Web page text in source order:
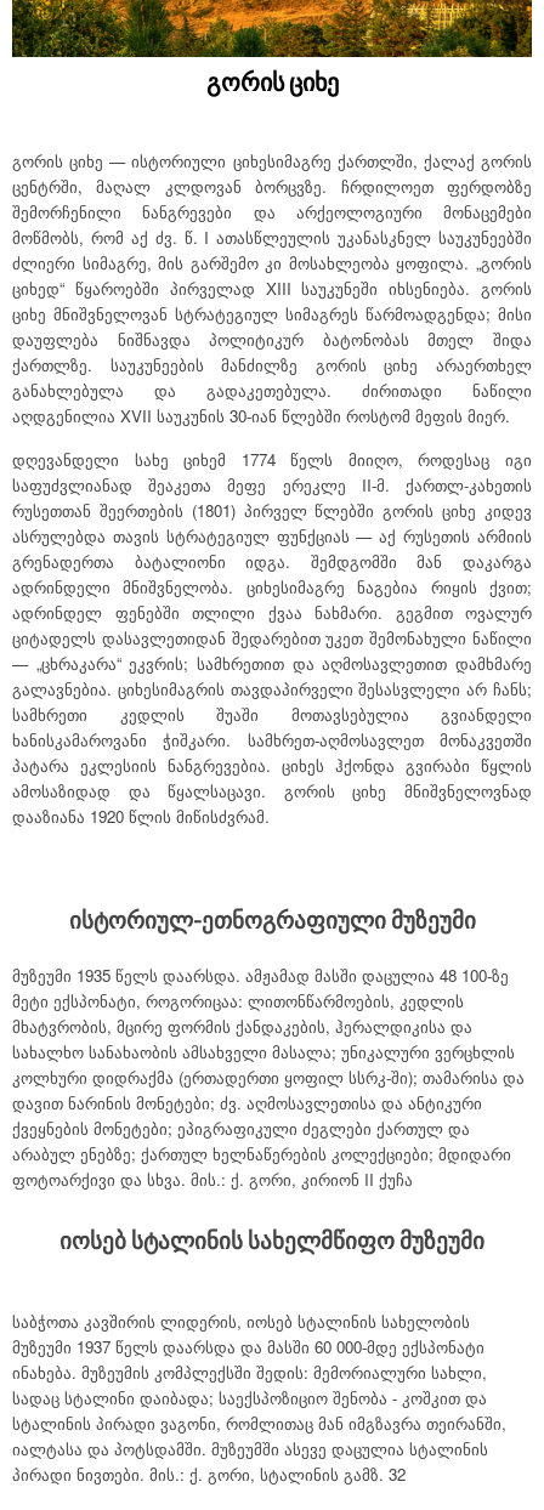
გორის ციხე
გორის ციხე — ისტორიული ციხესიმაგრე ქართლში, ქალაქ გორის
ცენტრში, მაღალ კლდოვან ბორცვზე. ჩრდილოეთ ფერდობზე
შემორჩენილი ნანგრევები და არქეოლოგიური მონაცემები
მოწმობს, რომ აქ ძვ. წ. I ათასწლეულის უკანასკნელ საუკუნეებში
ძლიერი სიმაგრე, მის გარშემო კი მოსახლეობა ყოფილა. „გორის
ციხედ“ წყაროებში პირველად XIII საუკუნეში იხსენიება. გორის
ციხე მნიშვნელოვან სტრატეგიულ სიმაგრეს წარმოადგენდა; მისი
დაუფლება ნიშნავდა პოლიტიკურ ბატონობას მთელ შიდა
ქართლზე. საუკუნეების მანძილზე გორის ციხე არაერთხელ
განახლებულა და გადაკეთებულა. ძირითადი ნაწილი
აღდგენილია XVII საუკუნის 30-იან წლებში როსტომ მეფის მიერ.
დღევანდელი სახე ციხემ 1774 წელს მიიღო, როდესაც იგი
საფუძვლიანად შეაკეთა მეფე ერეკლე II-მ. ქართლ-კახეთის
რუსეთთან შეერთების (1801) პირველ წლებში გორის ციხე კიდევ
ასრულებდა თავის სტრატეგიულ ფუნქციას — აქ რუსეთის არმიის
გრენადერთა ბატალიონი იდგა. შემდგომში მან დაკარგა
ადრინდელი მნიშვნელობა. ციხესიმაგრე ნაგებია რიყის ქვით;
ადრინდელ ფენებში თლილი ქვაა ნახმარი. გეგმით ოვალურ
ციტადელს დასავლეთიდან შედარებით უკეთ შემონახული ნაწილი
— „ცხრაკარა“ ეკვრის; სამხრეთით და აღმოსავლეთით დამხმარე
გალავნებია. ციხესიმაგრის თავდაპირველი შესასვლელი არ ჩანს;
სამხრეთი კედლის შუაში მოთავსებულია გვიანდელი
ხანისკამაროვანი ჭიშკარი. სამხრეთ-აღმოსავლეთ მონაკვეთში
პატარა ეკლესიის ნანგრევებია. ციხეს ჰქონდა გვირაბი წყლის
ამოსაზიდად და წყალსაცავი. გორის ციხე მნიშვნელოვნად
დააზიანა 1920 წლის მიწისძვრამ.
ისტორიულ-ეთნოგრაფიული მუზეუმი
მუზეუმი 1935 წელს დაარსდა. ამჟამად მასში დაცულია 48 100-ზე
მეტი ექსპონატი, როგორიცაა: ლითონწარმოების, კედლის
მხატვრობის, მცირე ფორმის ქანდაკების, ჰერალდიკისა და
სახალხო სანახაობის ამსახველი მასალა; უნიკალური ვერცხლის
კოლხური დიდრაქმა (ერთადერთი ყოფილ სსრკ-ში); თამარისა და
დავით ნარინის მონეტები; ძვ. აღმოსავლეთისა და ანტიკური
ქვეყნების მონეტები; ეპიგრაფიკული ძეგლები ქართულ და
არაბულ ენებზე; ქართულ ხელნაწერების კოლექციები; მდიდარი
ფოტოარქივი და სხვა. მის.: ქ. გორი, კირიონ II ქუჩა
იოსებ სტალინის სახელმწიფო მუზეუმი
საბჭოთა კავშირის ლიდერის, იოსებ სტალინის სახელობის
მუზეუმი 1937 წელს დაარსდა და მასში 60 000-მდე ექსპონატი
ინახება. მუზეუმის კომპლექსში შედის: მემორიალური სახლი,
სადაც სტალინი დაიბადა; საექსპოზიციო შენობა - კოშკით და
სტალინის პირადი ვაგონი, რომლითაც მან იმგზავრა თეირანში,
იალტასა და პოტსდამში. მუზეუმში ასევე დაცულია სტალინის
პირადი ნივთები. მის.: ქ. გორი, სტალინის გამზ. 32
საკრებულოს აპარატი
გენდერული საბჭო
2021 - 2025 წლის საკრებულოს წევრები
ბიუჯეტი
მუნიციპალიტეტის სიმბოლიკა
რეგლამენტი
საჯარო ინფორმაციის პროაქტიულად გამოქვეყნების
წესი
ელექტრონული საქმის წარმოების წესი
საკრებულოს სამუშაო გეგმები